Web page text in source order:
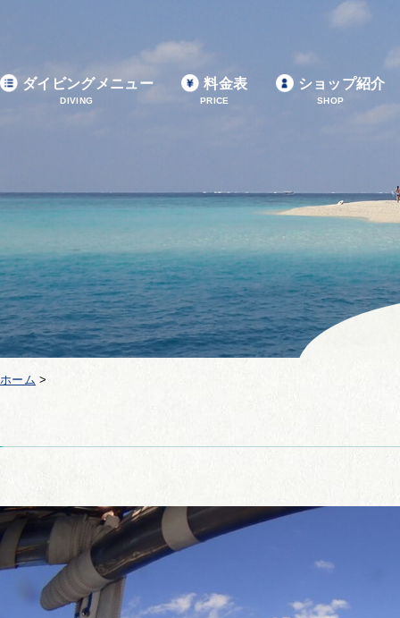
ダイビングメニュー
DIVING
料金表
PRICE
ショップ紹介
SHOP
ホーム >